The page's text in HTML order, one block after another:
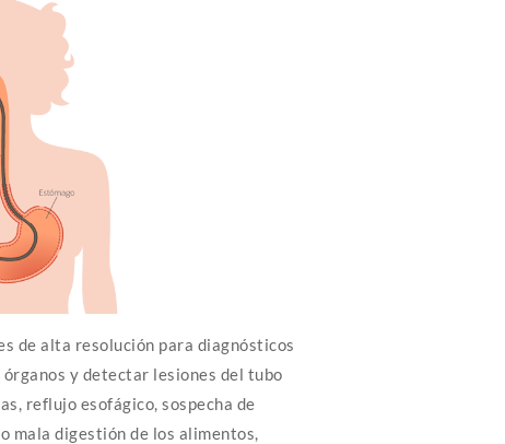
de alta resolución para diagnósticos
y detectar lesiones del tubo
reflujo esofágico, sospecha de
mala digestión de los alimentos,